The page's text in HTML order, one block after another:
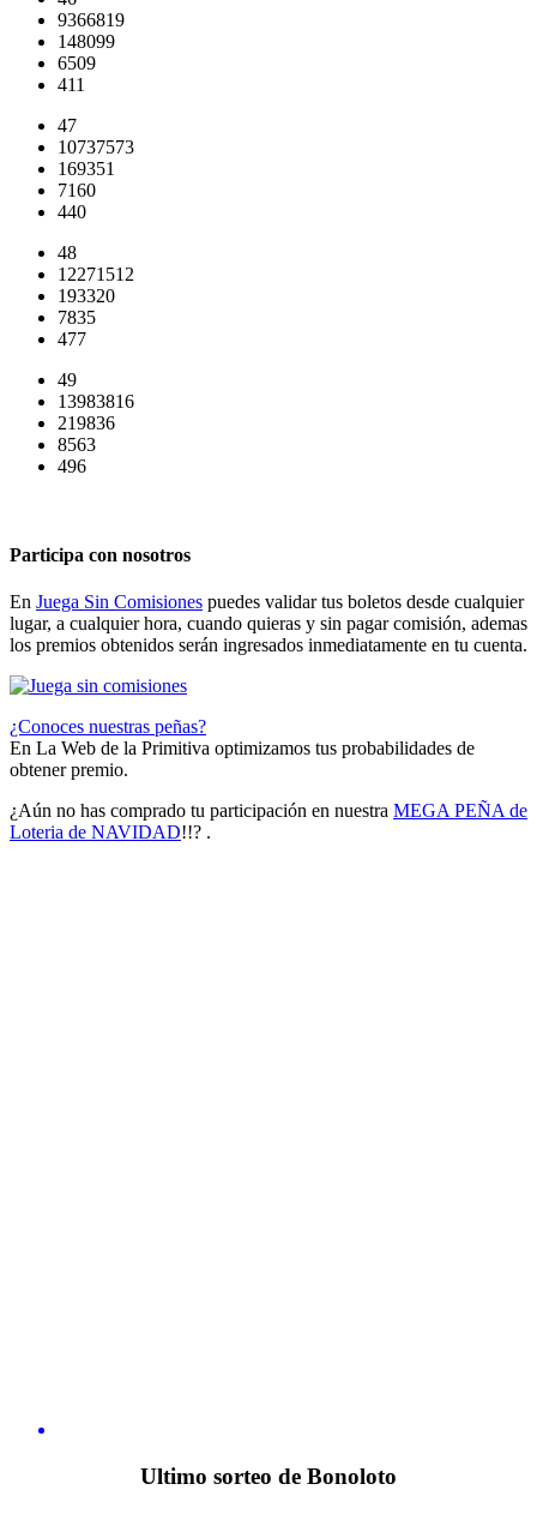
9366819
148099
6509
411
47
10737573
169351
7160
440
48
12271512
193320
7835
477
49
13983816
219836
8563
496
Participa con nosotros
En Juega Sin Comisiones puedes validar tus boletos desde cualquier
lugar, a cualquier hora, cuando quieras y sin pagar comisión, ademas
los premios obtenidos serán ingresados inmediatamente en tu cuenta.
¿Conoces nuestras peñas?
En La Web de la Primitiva optimizamos tus probabilidades de
obtener premio.
¿Aún no has comprado tu participación en nuestra MEGA PEÑA de
Loteria de NAVIDAD!!? .
Ultimo sorteo de Bonoloto